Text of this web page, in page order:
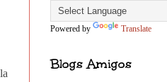
Powered by Translate
Blogs Amigos